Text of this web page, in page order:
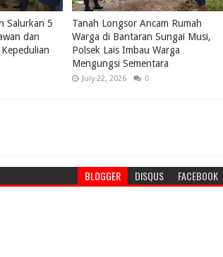
Salurkan 5
dan
Tanah Longsor Ancam Rumah
Warga di Bantaran Sungai Musi,
Polsek Lais Imbau Warga
Mengungsi Sementara
July 22, 2026 0
BLOGGER DISQUS FACEBOOK